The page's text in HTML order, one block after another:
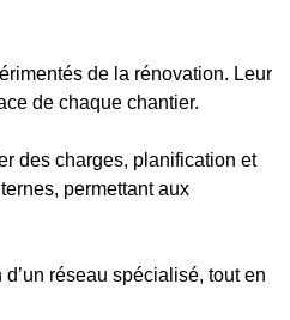
de la rénovation. Leur
de chaque chantier.
des charges, planification et
permettant aux
réseau spécialisé, tout en